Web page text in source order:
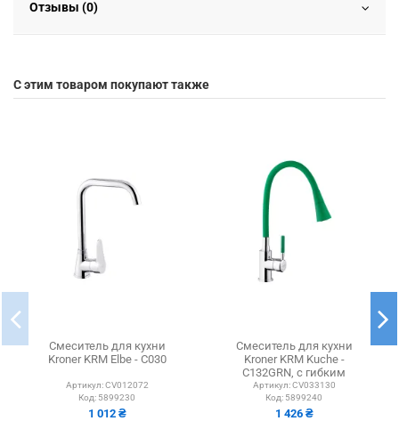
Отзывы (0)
С этим товаром покупают также
Смеситель для кухни
Kroner KRM Elbe - C030
Артикул: CV012072
Код: 5899230
1 012 ₴
Смеситель для кухни
Kroner KRM Kuche -
C132GRN, с гибким
изливом
Артикул: CV033130
Код: 5899240
1 426 ₴